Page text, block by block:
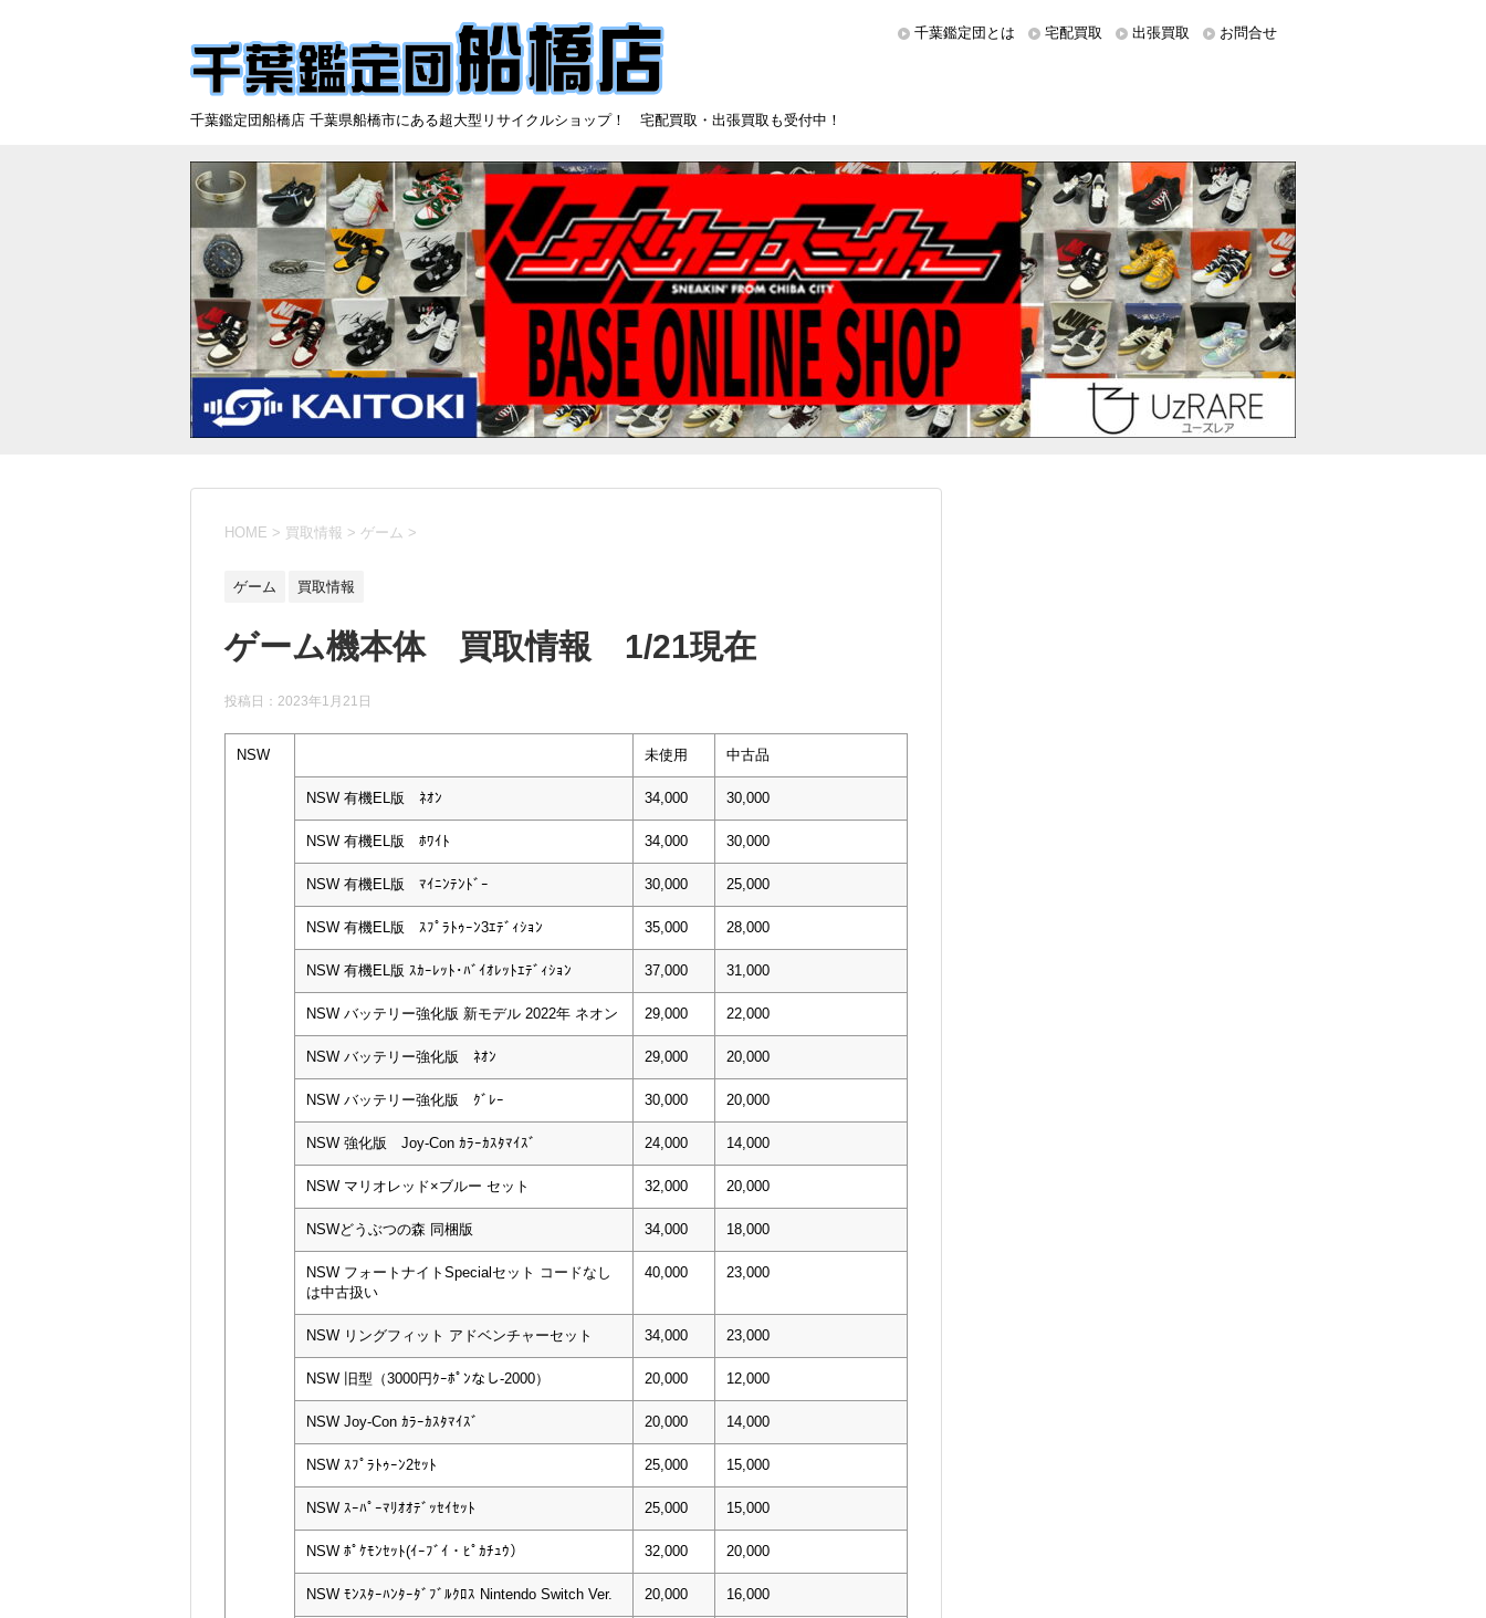
千葉鑑定団船橋店 千葉県船橋市にある超大型リサイクルショップ！ 宅配買取・出張買取も受付中！
千葉鑑定団とは 宅配買取 出張買取 お問合せ
HOME > 買取情報 > ゲーム >
ゲーム 買取情報
ゲーム機本体 買取情報 1/21現在
投稿日： 2023年1月21日
NSW 未使用 中古品
NSW 有機EL版 ﾈｵﾝ 34,000 30,000
NSW 有機EL版 ﾎﾜｲﾄ 34,000 30,000
NSW 有機EL版 ﾏｲﾆﾝﾃﾝﾄﾞｰ 30,000 25,000
NSW 有機EL版 ｽﾌﾟﾗﾄｩｰﾝ3ｴﾃﾞｨｼｮﾝ 35,000 28,000
NSW 有機EL版 ｽｶｰﾚｯﾄ･ﾊﾞｲｵﾚｯﾄｴﾃﾞｨｼｮﾝ 37,000 31,000
NSW バッテリー強化版 新モデル 2022年 ネオン 29,000 22,000
NSW バッテリー強化版 ﾈｵﾝ 29,000 20,000
NSW バッテリー強化版 ｸﾞﾚｰ 30,000 20,000
NSW 強化版 Joy-Con ｶﾗｰｶｽﾀﾏｲｽﾞ 24,000 14,000
NSW マリオレッド×ブルー セット 32,000 20,000
NSWどうぶつの森 同梱版 34,000 18,000
NSW フォートナイトSpecialセット コードなし
は中古扱い
40,000 23,000
NSW リングフィット アドベンチャーセット 34,000 23,000
NSW 旧型（3000円ｸｰﾎﾟﾝなし-2000） 20,000 12,000
NSW Joy-Con ｶﾗｰｶｽﾀﾏｲｽﾞ 20,000 14,000
NSW ｽﾌﾟﾗﾄｩｰﾝ2ｾｯﾄ 25,000 15,000
NSW ｽｰﾊﾟｰﾏﾘｵｵﾃﾞｯｾｲｾｯﾄ 25,000 15,000
NSW ﾎﾟｹﾓﾝｾｯﾄ(ｲｰﾌﾞｲ・ﾋﾟｶﾁｭｳ） 32,000 20,000
NSW ﾓﾝｽﾀｰﾊﾝﾀｰﾀﾞﾌﾞﾙｸﾛｽ Nintendo Switch Ver. 20,000 16,000